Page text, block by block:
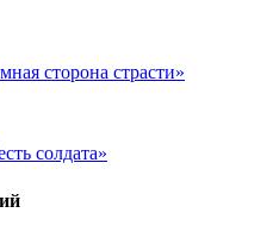
сторона страсти»
солдата»